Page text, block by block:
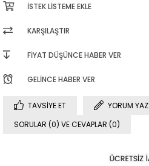
İSTEK LISTEME EKLE
KARŞILAŞTIR
FIYAT DÜŞÜNCE HABER VER
GELINCE HABER VER
TAVSIYE ET
YORUM YAZ
SORULAR (0) VE CEVAPLAR (0)